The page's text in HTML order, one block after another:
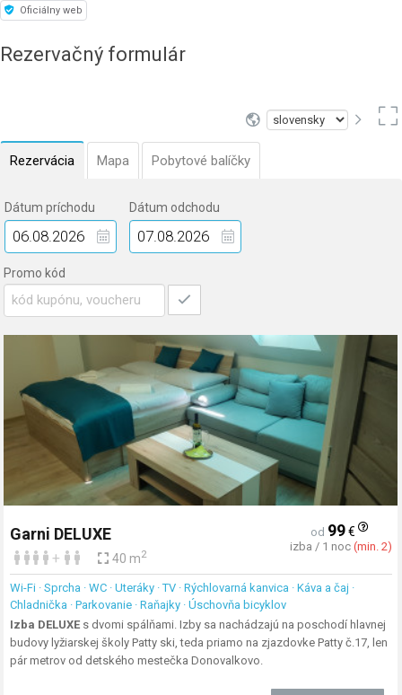
Oficiálny web
Rezervačný formulár
Rezervácia Mapa Pobytové balíčky
Dátum príchodu Dátum odchodu
Promo kód
Garni DELUXE
+ 40 m2
od 99€
izba / 1 noc (min. 2)
Wi-Fi · Sprcha · WC · Uteráky · TV · Rýchlovarná kanvica · Káva a čaj ·
Chladnička · Parkovanie · Raňajky · Úschovňa bicyklov
Izba DELUXE s dvomi spálňami. Izby sa nachádzajú na poschodí hlavnej
budovy lyžiarskej školy Patty ski, teda priamo na zjazdovke Patty č.17, len
pár metrov od detského mestečka Donovalkovo.